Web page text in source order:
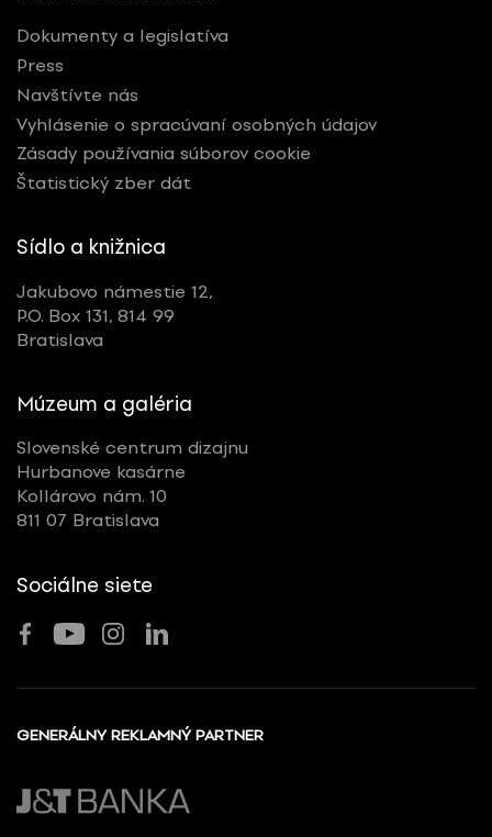
Dokumenty a legislatíva
Press
Navštívte nás
Vyhlásenie o spracúvaní osobných údajov
Zásady používania súborov cookie
Štatistický zber dát
Sídlo a knižnica
Jakubovo námestie 12,
P.O. Box 131, 814 99
Bratislava
Múzeum a galéria
Slovenské centrum dizajnu
Hurbanove kasárne
Kollárovo nám. 10
811 07 Bratislava
Sociálne siete
GENERÁLNY REKLAMNÝ PARTNER